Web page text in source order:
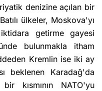
denizine açılan bir
ülkeler, Moskova'yı
getirme gayesi
bulunmakla itham
Kremlin ise iki ay
beklenen Karadağ'da
kısmının NATO'yu